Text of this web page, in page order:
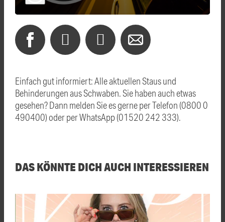
Einfach gut informiert: Alle aktuellen Staus und
Behinderungen aus Schwaben. Sie haben auch etwas
gesehen? Dann melden Sie es gerne per Telefon (0800 0
490400) oder per WhatsApp (01520 242 333).
DAS KÖNNTE DICH AUCH INTERESSIEREN